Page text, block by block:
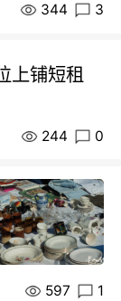
344 3
上铺短租
244 0
597 1